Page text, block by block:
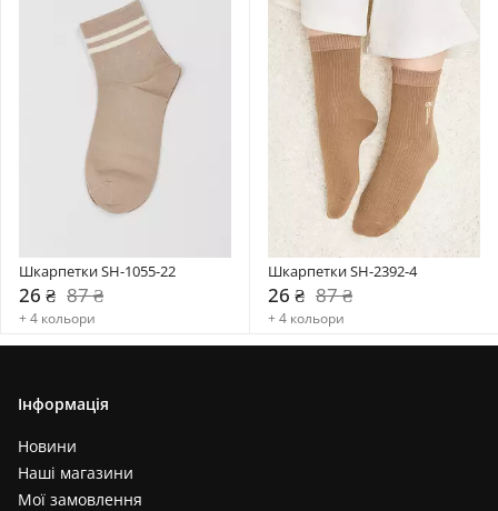
Шкарпетки SH-1055-22
26 ₴ 87 ₴
+ 4 кольори
Шкарпетки SH-2392-4
26 ₴ 87 ₴
+ 4 кольори
Інформація
Новини
Наші магазини
Мої замовлення